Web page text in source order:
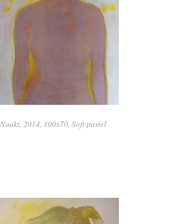
Naakt, 2014, 100x70, Soft pastel